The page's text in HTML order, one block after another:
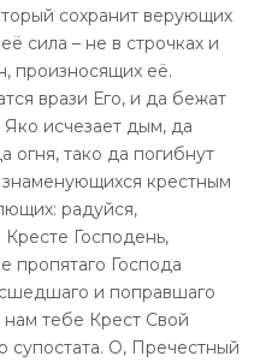
сохранит верующих
сила – не в строчках и
произносящих её.
врази Его, и да бежат
исчезает дым, да
огня, тако да погибнут
крестным
радуйся,
Господень,
пропятаго Господа
и поправшаго
тебе Крест Свой
супостата. О, Пречестный